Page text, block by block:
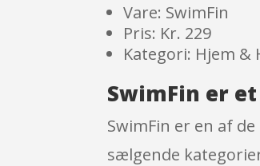
Vare: SwimFin
Pris: Kr. 229
Kategori: Hjem &
SwimFin er
SwimFin er en af
sælgende